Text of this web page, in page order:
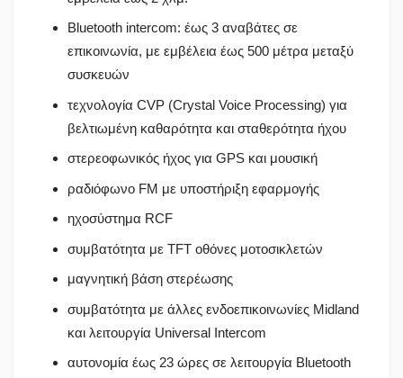
Bluetooth intercom: έως 3 αναβάτες σε
επικοινωνία, με εμβέλεια έως 500 μέτρα μεταξύ
συσκευών
τεχνολογία CVP (Crystal Voice Processing) για
βελτιωμένη καθαρότητα και σταθερότητα ήχου
στερεοφωνικός ήχος για GPS και μουσική
ραδιόφωνο FM με υποστήριξη εφαρμογής
ηχοσύστημα RCF
συμβατότητα με TFT οθόνες μοτοσικλετών
μαγνητική βάση στερέωσης
συμβατότητα με άλλες ενδοεπικοινωνίες Midland
και λειτουργία Universal Intercom
αυτονομία έως 23 ώρες σε λειτουργία Bluetooth